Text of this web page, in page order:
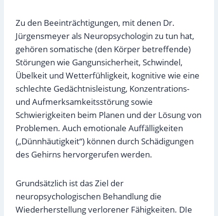
Zu den Beeinträchtigungen, mit denen Dr.
Jürgensmeyer als Neuropsychologin zu tun hat,
gehören somatische (den Körper betreffende)
Störungen wie Gangunsicherheit, Schwindel,
Übelkeit und Wetterfühligkeit, kognitive wie eine
schlechte Gedächtnisleistung, Konzentrations-
und Aufmerksamkeitsstörung sowie
Schwierigkeiten beim Planen und der Lösung von
Problemen. Auch emotionale Auffälligkeiten
(„Dünnhäutigkeit“) können durch Schädigungen
des Gehirns hervorgerufen werden.
Grundsätzlich ist das Ziel der
neuropsychologischen Behandlung die
Wiederherstellung verlorener Fähigkeiten. DIe